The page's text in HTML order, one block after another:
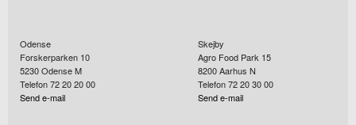
Odense
Forskerparken 10
5230Odense M
Telefon 72 20 20 00
Send e-mail
Skejby
Agro Food Park 15
8200Aarhus N
Telefon 72 20 30 00
Send e-mail